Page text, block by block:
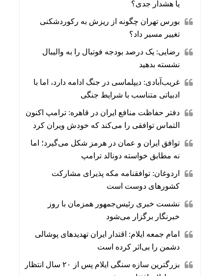
یا هشدار جدی؟
بورس تهران چگونه از ریزش به رکوردشکنی
تغییر مسیر داد؟
رضایی: یک درصد بودجه فوتبال را به والیبال
نشسته بدهید
غریب‌آبادی: دیپلماسی در جنگ ادامه دارد، اما با
ادبیاتی متناسب با شرایط جنگی
دفتر حفاظت منافع ایران در قاهره: ترامپ اکنون
التماس توافقی را می‌کند که خودش ویران کرد
توافق ایران و عمان در هرمز شکل می‌گیرد؛ اما
نه مطابق خواسته دونالد ترامپ
اردوغان: توافقنامه مکه پذیرای مشارکت
کشورهای دوست است
نشست خبری رئیس‌جمهور همزمان با روز
خبرنگار برگزار می‌شود
امام جمعه ایلام: اقتدار ایران تهدیدهای پوشالی
دشمن را بی‌اثر کرده است
بزرگترین سازه سنگی ایلام پس از ۲۰ سال انتظار